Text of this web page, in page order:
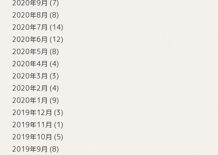
2020年9月 (7)
2020年8月 (8)
2020年7月 (14)
2020年6月 (12)
2020年5月 (8)
2020年4月 (4)
2020年3月 (3)
2020年2月 (4)
2020年1月 (9)
2019年12月 (3)
2019年11月 (1)
2019年10月 (5)
2019年9月 (8)